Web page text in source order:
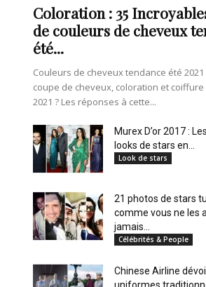
Coloration : 35
de couleurs de cheveux
été...
Couleurs de cheveux tendance été
coupe de cheveux, coloration et
2021 ? Les réponses à cette...
Murex D’or 2017 :
looks de stars en...
Look de stars
21 photos de stars
comme vous ne les
jamais...
Célébrités & People
Chinese Airline